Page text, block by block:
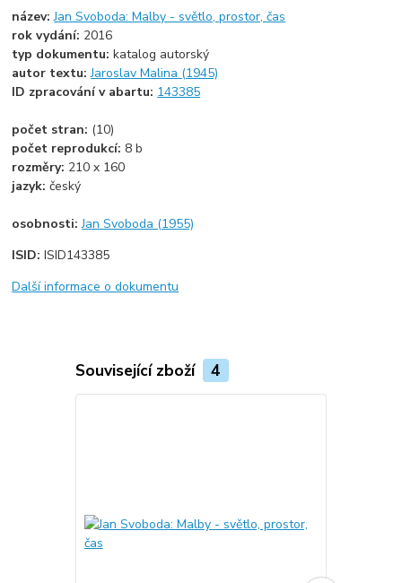
název:Jan Svoboda: Malby - světlo, prostor, čas
rok vydání: 2016
typ dokumentu:katalog autorský
autor textu:Jaroslav Malina (1945)
ID zpracování v abartu: 143385
počet stran: (10)
počet reprodukcí: 8 b
rozměry: 210 x 160
jazyk:český
osobnosti:Jan Svoboda (1955)
ISID:ISID143385
Další informace o dokumentu
Související zboží 4